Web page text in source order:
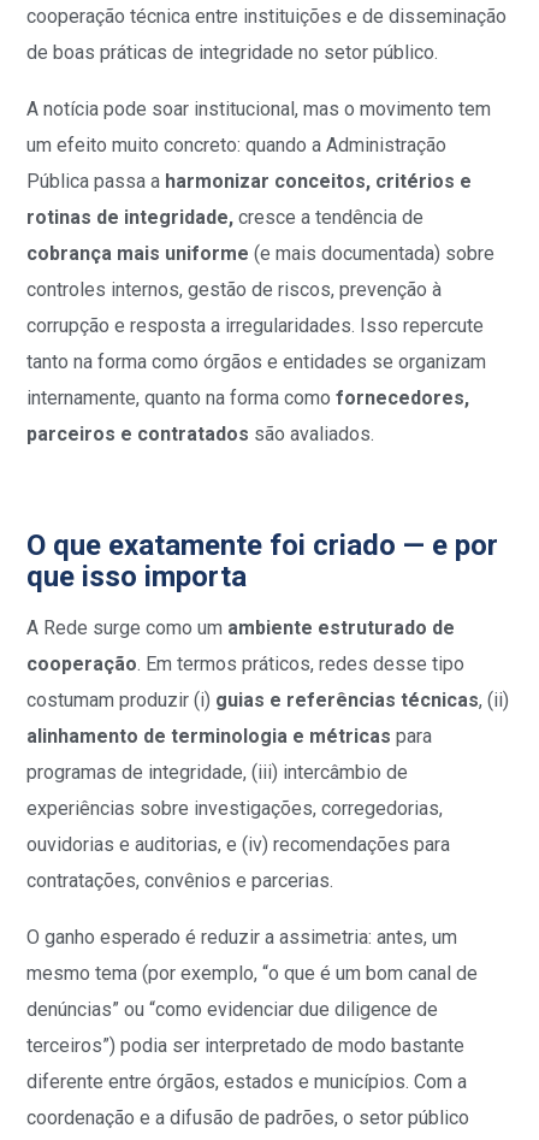
cooperação técnica entre instituições e de disseminação
de boas práticas de integridade no setor público.
A notícia pode soar institucional, mas o movimento tem
um efeito muito concreto: quando a Administração
Pública passa a harmonizar conceitos, critérios e
rotinas de integridade,cresce a tendência de
cobrança mais uniforme (e mais documentada) sobre
controles internos, gestão de riscos, prevenção à
corrupção e resposta a irregularidades. Isso repercute
tanto na forma como órgãos e entidades se organizam
internamente, quanto na forma comofornecedores,
parceiros e contratados são avaliados.
O que exatamente foi criado — e por
que isso importa
A Rede surge como um ambiente estruturado de
cooperação. Em termos práticos, redes desse tipo
costumam produzir (i) guias e referências técnicas, (ii)
alinhamento de terminologia e métricas para
programas de integridade, (iii) intercâmbio de
experiências sobre investigações, corregedorias,
ouvidorias e auditorias, e (iv) recomendações para
contratações, convênios e parcerias.
O ganho esperado é reduzir a assimetria: antes, um
mesmo tema (por exemplo, “o que é um bom canal de
denúncias” ou “como evidenciar due diligence de
terceiros”) podia ser interpretado de modo bastante
diferente entre órgãos, estados e municípios. Com a
coordenação e a difusão de padrões, o setor público